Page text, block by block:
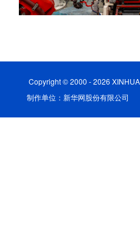
Copyright © 2000 - 2026
制作单位：新华网股份有限公司